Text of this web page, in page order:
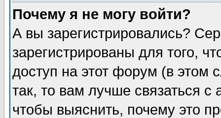
Почему я не могу войти?
А вы зарегистрировались?
зарегистрированы для того,
доступ на этот форум (в этом
так, то вам лучше связаться
чтобы выяснить, почему это